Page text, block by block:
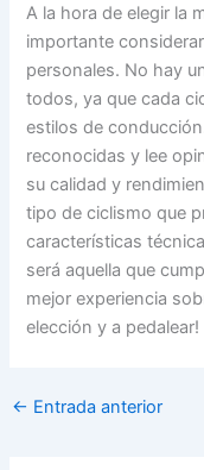
A la hora de elegir la
importante
personales. No hay
todos, ya que cada
estilos de
reconocidas y lee
su calidad y
tipo de ciclismo que
características
será aquella que
mejor experiencia
elección y a pedalear!
← Entrada anterior